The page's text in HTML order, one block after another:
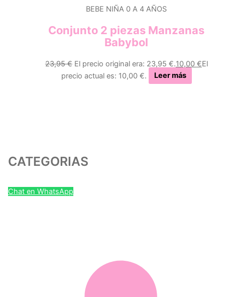
CATEGORIAS
Chat en WhatsApp
BEBE NIÑA 0 A 4 AÑOS
Conjunto 2 piezas Manzanas
Babybol
23,95€ El precio original era: 23,95 €.10,00 €El
precio actual es: 10,00 €.
Leer más